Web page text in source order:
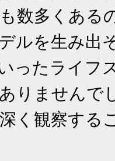
数多くある
ルを生み出
ったライフ
りませんで
く観察する